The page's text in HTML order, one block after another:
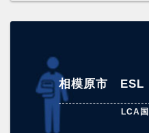
相模原市 ESL
LCA